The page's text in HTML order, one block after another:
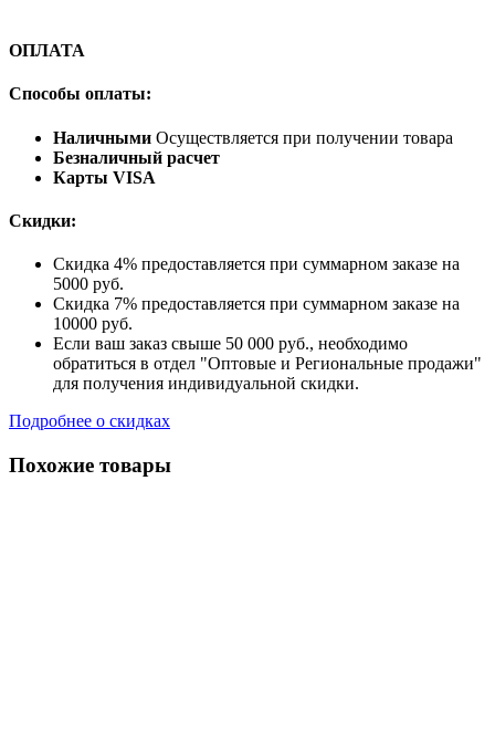
ОПЛАТА
Способы оплаты:
Наличными Осуществляется при получении товара
Безналичный расчет
Карты VISA
Скидки:
Скидка 4% предоставляется при суммарном заказе на
5000 руб.
Скидка 7% предоставляется при суммарном заказе на
10000 руб.
Если ваш заказ свыше 50 000 руб., необходимо
обратиться в отдел "Оптовые и Региональные продажи"
для получения индивидуальной скидки.
Подробнее о скидках
Похожие товары